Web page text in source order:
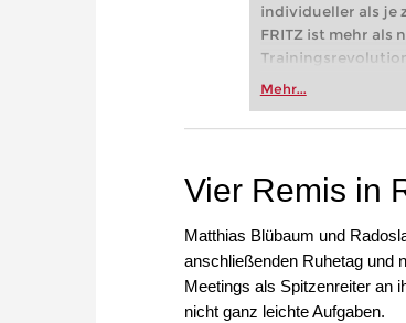
individueller als je
FRITZ ist mehr als
Vereinsschachs
zuvor.
Mehr...
Vier Remis in
Matthias Blübaum und
anschließenden Ruhetag und
Meetings als Spitzenreiter an
nicht ganz leichte Aufgaben.